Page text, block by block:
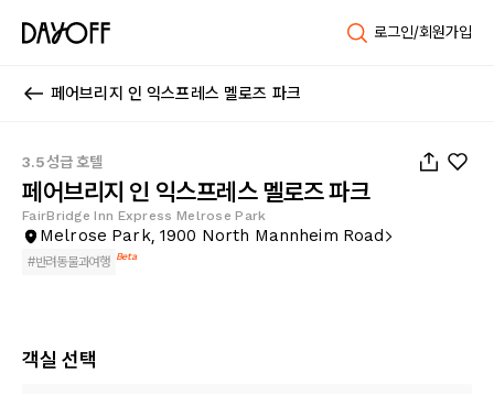
로그인/회원가입
페어브리지 인 익스프레스 멜로즈 파크
3.5성급 호텔
페어브리지 인 익스프레스 멜로즈 파크
FairBridge Inn Express Melrose Park
Melrose Park, 1900 North Mannheim Road
#반려동물과여행 Beta
객실 선택